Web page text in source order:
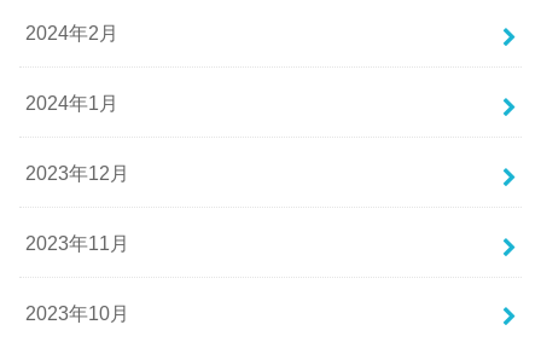
2024年2月
2024年1月
2023年12月
2023年11月
2023年10月